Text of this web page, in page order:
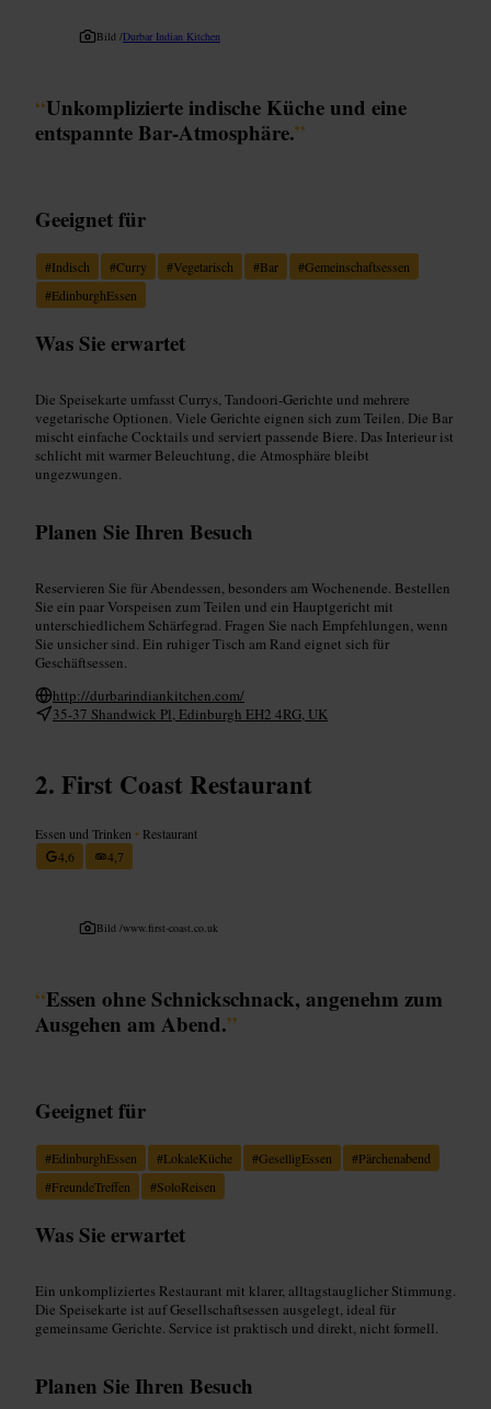
Bild /Durbar Indian Kitchen
“Unkomplizierte indische Küche und eine
entspannte Bar-Atmosphäre.”
Geeignet für
#Indisch #Curry #Vegetarisch #Bar #Gemeinschaftsessen
#EdinburghEssen
Was Sie erwartet
Die Speisekarte umfasst Currys, Tandoori-Gerichte und mehrere
vegetarische Optionen. Viele Gerichte eignen sich zum Teilen. Die Bar
mischt einfache Cocktails und serviert passende Biere. Das Interieur ist
schlicht mit warmer Beleuchtung, die Atmosphäre bleibt
ungezwungen.
Planen Sie Ihren Besuch
Reservieren Sie für Abendessen, besonders am Wochenende. Bestellen
Sie ein paar Vorspeisen zum Teilen und ein Hauptgericht mit
unterschiedlichem Schärfegrad. Fragen Sie nach Empfehlungen, wenn
Sie unsicher sind. Ein ruhiger Tisch am Rand eignet sich für
Geschäftsessen.
http://durbarindiankitchen.com/
35-37 Shandwick Pl, Edinburgh EH2 4RG, UK
First Coast Restaurant
Essen und Trinken • Restaurant
4,6
4,7
Bild /www.first-coast.co.uk
“Essen ohne Schnickschnack, angenehm zum
Ausgehen am Abend.”
Geeignet für
#EdinburghEssen #LokaleKüche #GeselligEssen #Pärchenabend
#FreundeTreffen #SoloReisen
Was Sie erwartet
Ein unkompliziertes Restaurant mit klarer, alltagstauglicher Stimmung.
Die Speisekarte ist auf Gesellschaftsessen ausgelegt, ideal für
gemeinsame Gerichte. Service ist praktisch und direkt, nicht formell.
Planen Sie Ihren Besuch